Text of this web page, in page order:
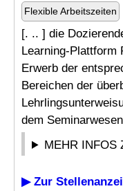
Flexible Arbeitszeiten
[. .. ] die
Learning-Plattform
Erwerb der
Bereichen der
dem
MEHR INFOS
▶ Zur